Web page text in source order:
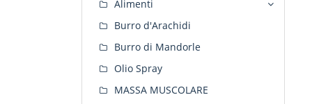
Alimenti
Burro d'Arachidi
Burro di Mandorle
Olio Spray
MASSA MUSCOLARE